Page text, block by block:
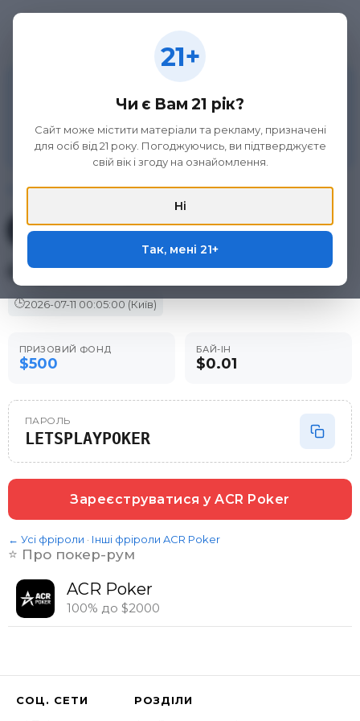
21+
Чи є Вам 21 рік?
Сайт може містити матеріали та рекламу, призначені
для осіб від 21 року. Погоджуючись, ви підтверджуєте
свій вік і згоду на ознайомлення.
Ні
Так, мені 21+
ігор та організаторів букмекерської діяльності, а
викладений виключно з метою ознайомлення.
Участь в азартних іграх може викликати ігрову
залежність. Дотримуйтеся правил (принципів)
відповідальної гри. Тільки для осіб 21+.
Головна/Фріроли/ACR Poker/Gripsed's - $500...
Gripsed's - $500...
🕒2026-07-11 00:05:00 (Київ)
ПРИЗОВИЙ ФОНД
$500
БАЙ-ІН
$0.01
ПАРОЛЬ
LETSPLAYPOKER
Зареєструватися уACR Poker
← Усі фріроли · Інші фріроли ACR Poker
⭐️ Про покер-рум
ACR Poker
100% до $2000
СОЦ. СЕТИ РОЗДІЛИ